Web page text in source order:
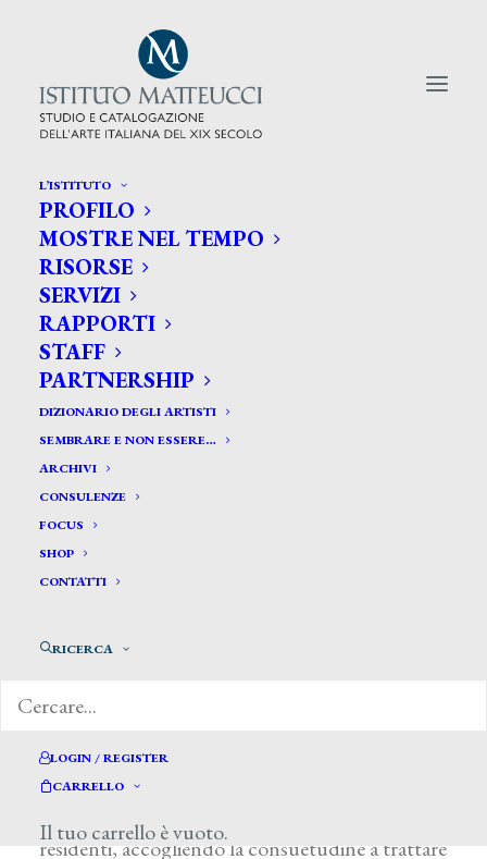
L’ISTITUTO
PROFILO
MOSTRE NEL TEMPO
RISORSE
SERVIZI
RAPPORTI
STAFF
PARTNERSHIP
DIZIONARIO DEGLI ARTISTI
SEMBRARE E NON ESSERE…
ARCHIVI
CONSULENZE
FOCUS
SHOP
CONTATTI
RICERCA
LOGIN / REGISTER
CARRELLO
Il tuo carrello è vuoto.
CERCA TRA GLI ARTISTI:
Search
for:
Tusquets Y Maignon Ramon *
TUSQUETS Y MAIGNON RAMON
Si formò in patria e, giunto in Italia soggiornò
riconoscibili nelle sue vedute. Stabilitosi a Roma
residenti, accogliendo la consuetudine a trattare